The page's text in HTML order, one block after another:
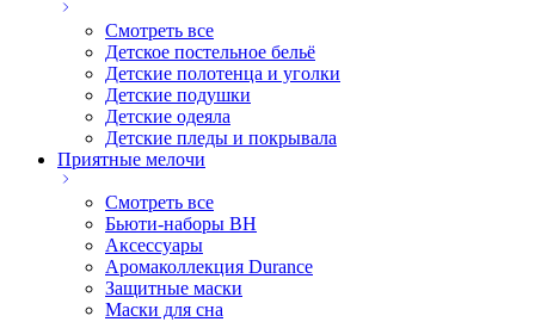
Смотреть все
Детское постельное бельё
Детские полотенца и уголки
Детские подушки
Детские одеяла
Детские пледы и покрывала
Приятные мелочи
Смотреть все
Бьюти-наборы ВН
Аксессуары
Аромаколлекция Durance
Защитные маски
Маски для сна